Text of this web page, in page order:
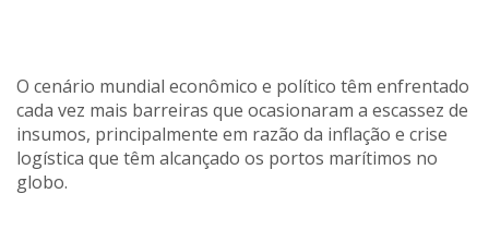
O cenário mundial econômico e político têm enfrentado
cada vez mais barreiras que ocasionaram a escassez de
insumos, principalmente em razão da inflação e crise
logística que têm alcançado os portos marítimos no
globo.